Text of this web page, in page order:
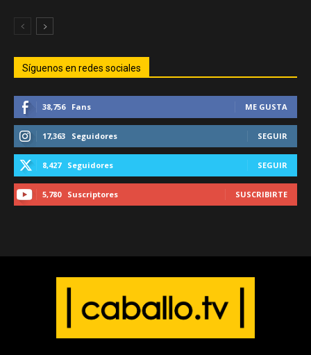
Síguenos en redes sociales
38,756 Fans ME GUSTA
17,363 Seguidores SEGUIR
8,427 Seguidores SEGUIR
5,780 Suscriptores SUSCRIBIRTE